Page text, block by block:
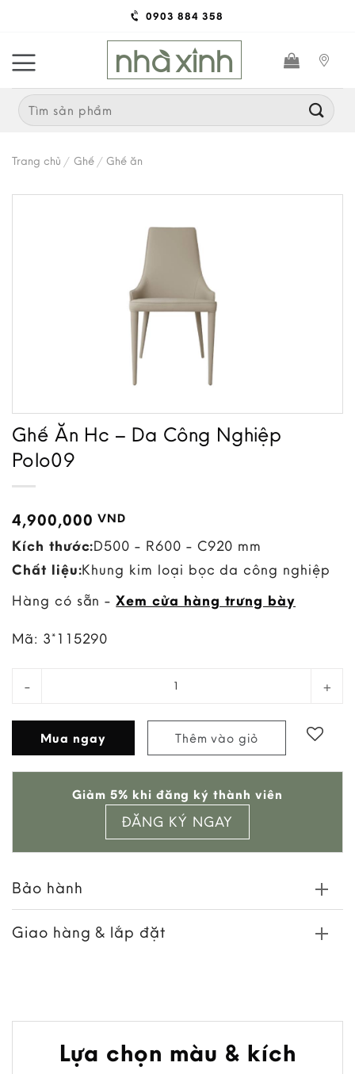
content
0903 884 358
Search
for:
Trang chủ / Ghế / Ghế ăn
Ghế Ăn Hc – Da Công Nghiệp
Polo09
4,900,000VND
Kích thước:D500 - R600 - C920 mm
Chất liệu:Khung kim loại bọc da công nghiệp
Hàng có sẵn -Xem cửa hàng trưng bày
Mã: 3*115290
Mua ngay Thêm vào giỏ
wishlist
Giảm 5% khi đăng ký thành viên
ĐĂNG KÝ NGAY
Bảo hành
Giao hàng & lắp đặt
Lựa chọn màu & kích